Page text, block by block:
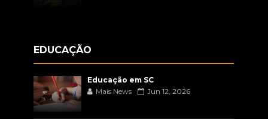
EDUCAÇÃO
Educação em SC
Mais News
Jun 12, 2026